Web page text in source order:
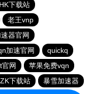
下载站
老王vnp
器官网
加速官网
quickq
官网
苹果免费vqn
下载站
暴雪加速器